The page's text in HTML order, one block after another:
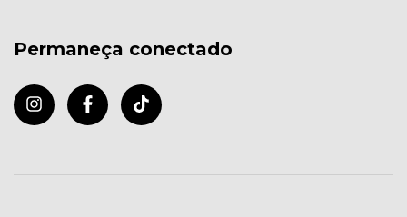
Permaneça conectado